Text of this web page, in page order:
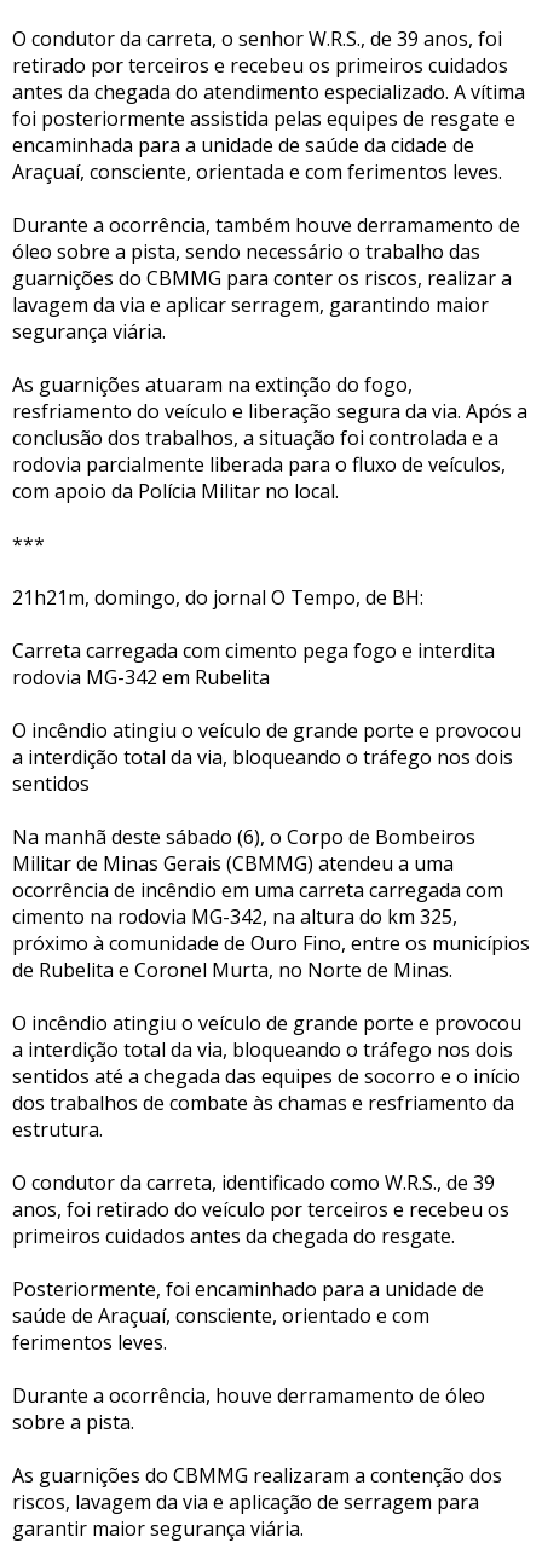
O condutor da carreta, o senhor W.R.S., de 39 anos, foi
retirado por terceiros e recebeu os primeiros cuidados
antes da chegada do atendimento especializado. A vítima
foi posteriormente assistida pelas equipes de resgate e
encaminhada para a unidade de saúde da cidade de
Araçuaí, consciente, orientada e com ferimentos leves.
Durante a ocorrência, também houve derramamento de
óleo sobre a pista, sendo necessário o trabalho das
guarnições do CBMMG para conter os riscos, realizar a
lavagem da via e aplicar serragem, garantindo maior
segurança viária.
As guarnições atuaram na extinção do fogo,
resfriamento do veículo e liberação segura da via. Após a
conclusão dos trabalhos, a situação foi controlada e a
rodovia parcialmente liberada para o fluxo de veículos,
com apoio da Polícia Militar no local.
***
21h21m, domingo, do jornal O Tempo, de BH:
Carreta carregada com cimento pega fogo e interdita
rodovia MG-342 em Rubelita
O incêndio atingiu o veículo de grande porte e provocou
a interdição total da via, bloqueando o tráfego nos dois
sentidos
Na manhã deste sábado (6), o Corpo de Bombeiros
Militar de Minas Gerais (CBMMG) atendeu a uma
ocorrência de incêndio em uma carreta carregada com
cimento na rodovia MG-342, na altura do km 325,
próximo à comunidade de Ouro Fino, entre os municípios
de Rubelita e Coronel Murta, no Norte de Minas.
O incêndio atingiu o veículo de grande porte e provocou
a interdição total da via, bloqueando o tráfego nos dois
sentidos até a chegada das equipes de socorro e o início
dos trabalhos de combate às chamas e resfriamento da
estrutura.
O condutor da carreta, identificado como W.R.S., de 39
anos, foi retirado do veículo por terceiros e recebeu os
primeiros cuidados antes da chegada do resgate.
Posteriormente, foi encaminhado para a unidade de
saúde de Araçuaí, consciente, orientado e com
ferimentos leves.
Durante a ocorrência, houve derramamento de óleo
sobre a pista.
As guarnições do CBMMG realizaram a contenção dos
riscos, lavagem da via e aplicação de serragem para
garantir maior segurança viária.